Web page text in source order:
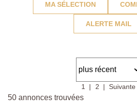
MA SÉLECTION
ALERTE MAIL
1 2 Suivante
50 annonces trouvées